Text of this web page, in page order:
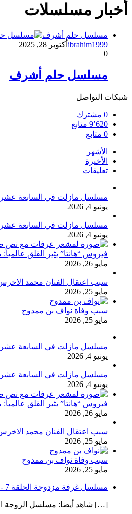
أخبار مسلسلات
مسلسل حلم أشرف
ibrahim1999 أكتوبر 28, 2025
0
مسلسل حلم أشرف
شبكات التواصل
0 مشترك
9٬620 متابع
0 متابع
الأشهر
الأخيرة
تعليقات
مسلسل مازلت في السابعة عشر الحلقة
يونيو 4, 2026
مسلسل مازلت في السابعة عشر
يونيو 4, 2026
فيروس “هانتا” يثير القلق
مايو 26, 2026
سبب اعتقال الفنان محمد
مايو 25, 2026
سبب وفاة نواف بن ممدوح
مايو 25, 2026
مسلسل مازلت في السابعة عشر الحلقة
يونيو 4, 2026
مسلسل مازلت في السابعة عشر
يونيو 4, 2026
فيروس “هانتا” يثير القلق
مايو 26, 2026
سبب اعتقال الفنان محمد
مايو 25, 2026
سبب وفاة نواف بن ممدوح
مايو 25, 2026
مسلسل غرفة مزدوجة الحلقة 7 - آخر صيحة
[…] شاهد أيضا: مسلسل الزوجة الاخرى